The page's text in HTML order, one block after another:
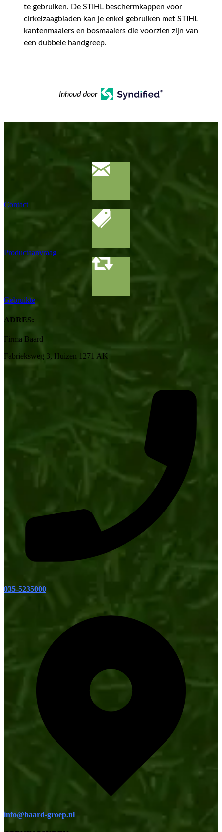
te gebruiken. De STIHL beschermkappen voor
cirkelzaagbladen kan je enkel gebruiken met STIHL
kantenmaaiers en bosmaaiers die voorzien zijn van
een dubbele handgreep.
Inhoud door
Contact
Productaanvraag
Gebruikte
ADRES:
Firma Baard
Fabrieksweg 3, Huizen 1271 AK
035-5235000
info@baard-groep.nl